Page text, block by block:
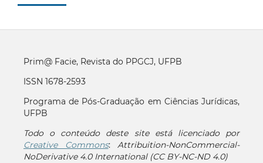
Prim@ Facie, Revista do PPGCJ, UFPB
ISSN 1678-2593
Programa de Pós-Graduação em Ciências Jurídicas,
UFPB
Todo o conteúdo deste site está licenciado por
Creative Commons:Attribuition-NonCommercial-
NoDerivative 4.0 International (CC BY-NC-ND 4.0)